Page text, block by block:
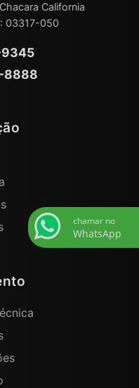
California
03317-050
8888
chamar no
WhatsApp